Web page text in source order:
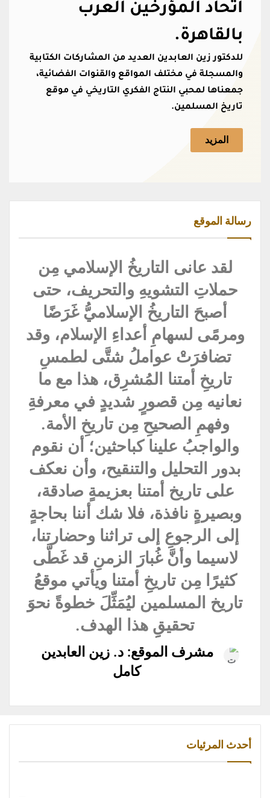
اتحاد المؤرخين العرب
بالقاهرة.
للدكتور زين العابدين العديد من المشاركات الكتابية
والمسجلة في مختلف المواقع والقنوات الفضائية،
جمعناها لمحبي النتاج الفكري التاريخي في موقع
تاريخ المسلمين.
المزيد
رسالة الموقع
لقد عانى التاريخُ الإسلامي مِن
حملاتِ التشويهِ والتحريف، حتى
أصبحَ التاريخُ الإسلاميُّ غَرَضًا
ومرمًى لسهامِ أعداءِ الإسلام، وقد
تضافرَتْ عواملُ شتَّى لطمسِ
تاريخِ أمتنا المُشرِق، هذا مع ما
نعانيه مِن قصورٍ شديدٍ في معرفةِ
وفهمِ الصحيحِ مِن تاريخِ الأمة.
والواجبُ علينا كباحثين؛ أن نقوم
بدور التحليل والتنقيح، وأن نعكف
على تاريخ أمتنا بعزيمةٍ صادقة،
وبصيرةٍ نافذة، فلا شك أننا بحاجةٍ
إلى الرجوعِ إلى تراثنا وحضارتنا،
لاسيما وأنَّ غُبارَ الزمنِ قد غَطَّى
كثيرًا مِن تاريخِ أمتنا ويأتي موقعُ
تاريخ المسلمين ليُمَثِّلَ خطوةً نحوَ
تحقيقِِ هذا الهدف.
مشرف الموقع: د. زين العابدين
كامل
أحدث المرئيات